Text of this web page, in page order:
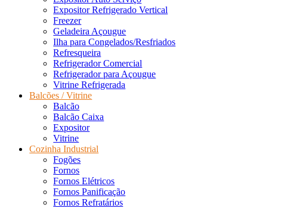
Expositor Refrigerado Vertical
Freezer
Geladeira Açougue
Ilha para Congelados/Resfriados
Refresqueira
Refrigerador Comercial
Refrigerador para Açougue
Vitrine Refrigerada
Balcões / Vitrine
Balcão
Balcão Caixa
Expositor
Vitrine
Cozinha Industrial
Fogões
Fornos
Fornos Elétricos
Fornos Panificação
Fornos Refratários